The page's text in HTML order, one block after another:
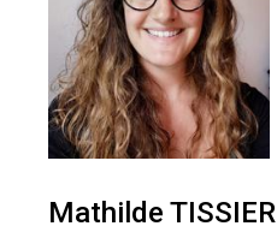
Mathilde TISSIER